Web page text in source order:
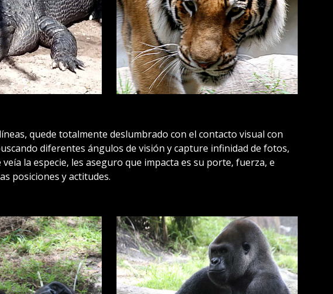
quede totalmente deslumbrado con el contacto visual con
diferentes ángulos de visión y capture infinidad de fotos,
la especie, les aseguro que impacta es su porte, fuerza, e
posiciones y actitudes.